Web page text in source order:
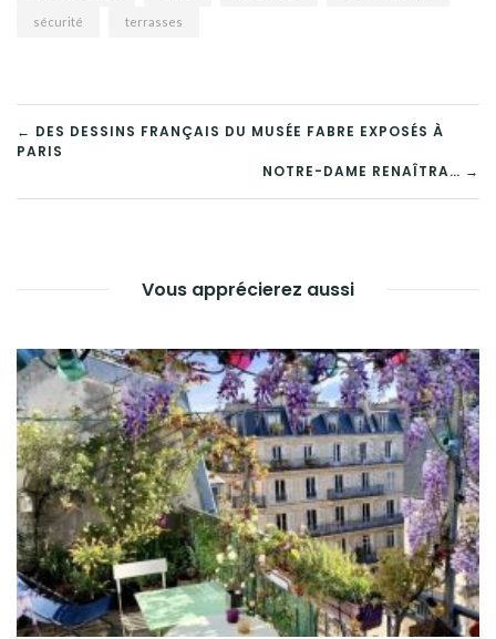
sécurité terrasses
NAVIGATION
DE
← DES DESSINS FRANÇAIS DU MUSÉE FABRE EXPOSÉS À
PARIS
NOTRE-DAME RENAÎTRA… →
Vous apprécierez aussi